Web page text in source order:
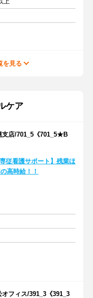
を見る
ケア
支店/701_5《701_5★B
従看護サポート】残業ほ
高時給！！
フィス/391_3《391_3